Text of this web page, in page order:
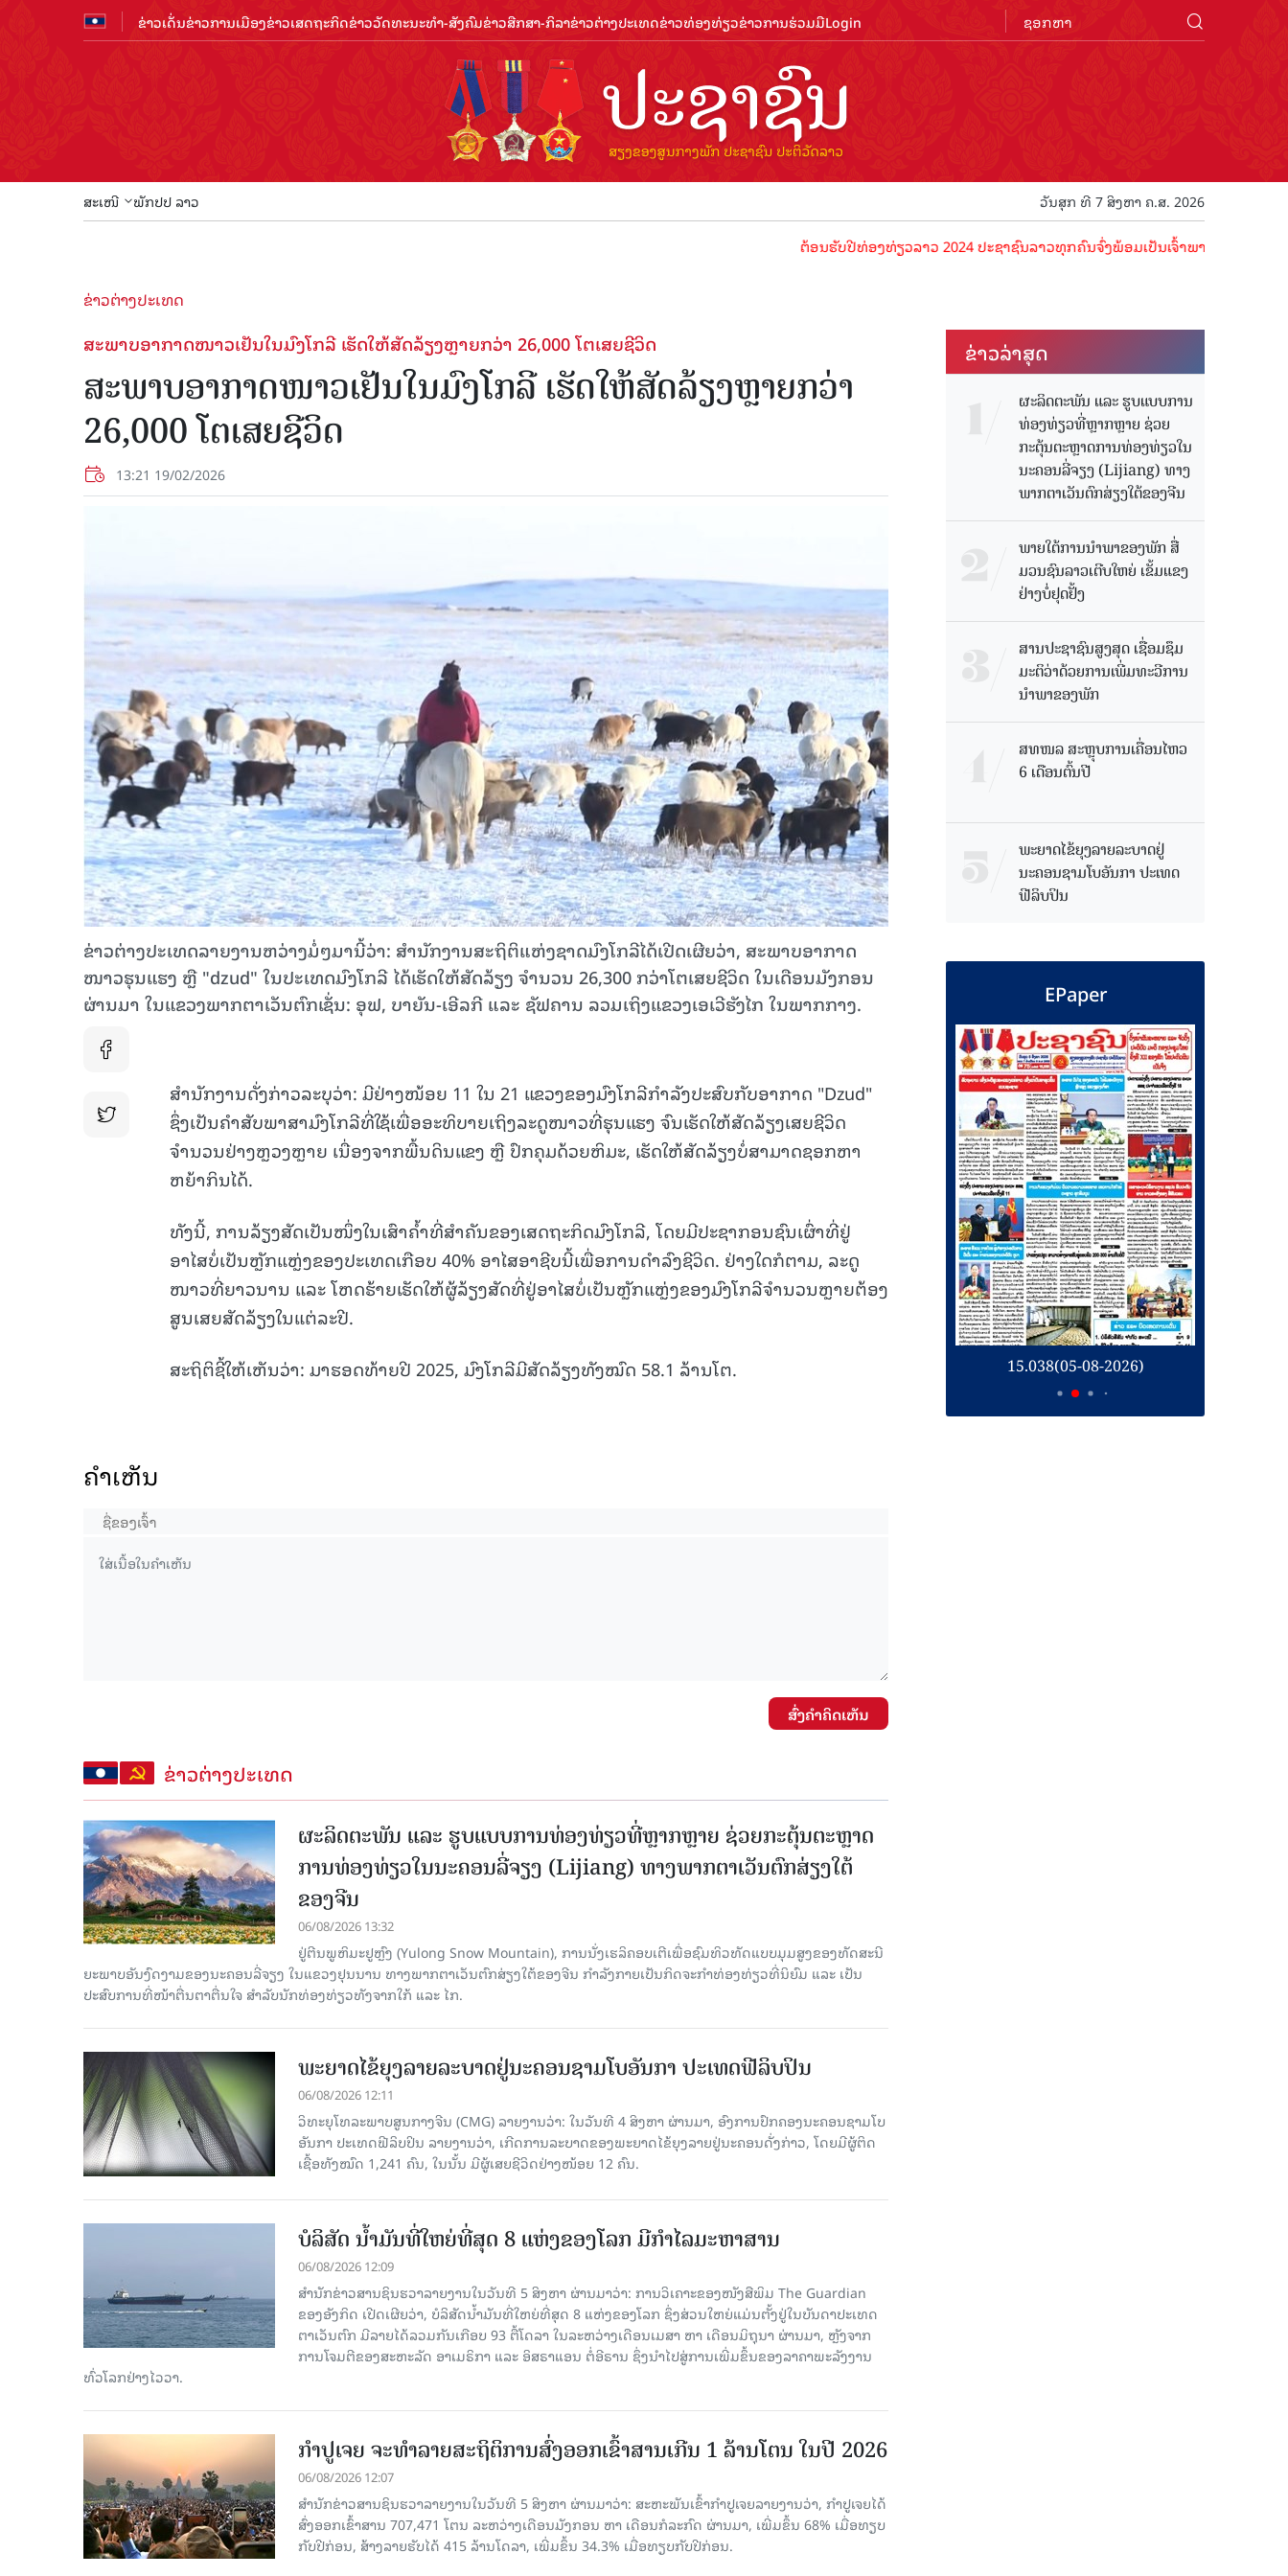
ຂ່າວເດັ່ນຂ່າວການເມືອງຂ່າວເສດຖະກິດຂ່າວວັດທະນະທຳ-ສັງຄົມຂ່າວສືກສາ-ກິລາຂ່າວຕ່າງປະເທດຂ່າວທ່ອງທ່ຽວຂ່າວການຮ່ວມມືLogin
ສະເໜີ ພັກປປ ລາວ ວັນສຸກ ທີ 7 ສິງຫາ ຄ.ສ. 2026
ຕ້ອນຮັບປີທ່ອງທ່ຽວລາວ 2024 ປະຊາຊົນລາວທຸກຄົນຈົ່ງພ້ອມເປັນເຈົ້າພາບທີ່ດີ ຕ້ອນຮັບນັກທ່ອ
ຂ່າວຕ່າງປະເທດ
ສະພາບອາກາດໜາວເຢັນໃນມົງໂກລີ ເຮັດໃຫ້ສັດລ້ຽງຫຼາຍກວ່າ 26,000 ໂຕເສຍຊີວິດ
ສະພາບອາກາດໜາວເຢັນໃນມົງໂກລີ ເຮັດໃຫ້ສັດລ້ຽງຫຼາຍກວ່າ
26,000 ໂຕເສຍຊີວິດ
13:21 19/02/2026
ຂ່າວຕ່າງປະເທດລາຍງານຫວ່າງມໍ່ໆມານີ້ວ່າ: ສຳນັກງານສະຖິຕິແຫ່ງຊາດມົງໂກລີໄດ້ເປີດເຜີຍວ່າ, ສະພາບອາກາດ
ໜາວຮຸນແຮງ ຫຼື "dzud" ໃນປະເທດມົງໂກລີ ໄດ້ເຮັດໃຫ້ສັດລ້ຽງ ຈຳນວນ 26,300 ກວ່າໂຕເສຍຊີວິດ ໃນເດືອນມັງກອນ
ຜ່ານມາ ໃນແຂວງພາກຕາເວັນຕົກເຊັ່ນ: ອຸຟ, ບາຍັນ-ເອີລກີ ແລະ ຊັຟຄານ ລວມເຖິງແຂວງເອເວີຮັງໄກ ໃນພາກກາງ.
ສຳນັກງານດັ່ງກ່າວລະບຸວ່າ: ມີຢ່າງໜ້ອຍ 11 ໃນ 21 ແຂວງຂອງມົງໂກລີກຳລັງປະສົບກັບອາກາດ "Dzud"
ຊຶ່ງເປັນຄຳສັບພາສາມົງໂກລີທີ່ໃຊ້ເພື່ອອະທິບາຍເຖິງລະດູໜາວທີ່ຮຸນແຮງ ຈົນເຮັດໃຫ້ສັດລ້ຽງເສຍຊີວິດ
ຈຳນວນຢ່າງຫຼວງຫຼາຍ ເນື່ອງຈາກພື້ນດິນແຂງ ຫຼື ປົກຄຸມດ້ວຍຫິມະ, ເຮັດໃຫ້ສັດລ້ຽງບໍ່ສາມາດຊອກຫາ
ຫຍ້າກິນໄດ້.
ທັງນີ້, ການລ້ຽງສັດເປັນໜຶ່ງໃນເສົາຄ້ຳທີ່ສຳຄັນຂອງເສດຖະກິດມົງໂກລີ, ໂດຍມີປະຊາກອນຊົນເຜົ່າທີ່ຢູ່
ອາໄສບໍ່ເປັນຫຼັກແຫຼ່ງຂອງປະເທດເກືອບ 40% ອາໄສອາຊີບນີ້ເພື່ອການດຳລົງຊີວິດ. ຢ່າງໃດກໍຕາມ, ລະດູ
ໜາວທີ່ຍາວນານ ແລະ ໂຫດຮ້າຍເຮັດໃຫ້ຜູ້ລ້ຽງສັດທີ່ຢູ່ອາໄສບໍ່ເປັນຫຼັກແຫຼ່ງຂອງມົງໂກລີຈຳນວນຫຼາຍຕ້ອງ
ສູນເສຍສັດລ້ຽງໃນແຕ່ລະປີ.
ສະຖິຕິຊີ້ໃຫ້ເຫັນວ່າ: ມາຮອດທ້າຍປີ 2025, ມົງໂກລີມີສັດລ້ຽງທັງໝົດ 58.1 ລ້ານໂຕ.
ຄໍາເຫັນ
ສົ່ງຄໍາຄິດເຫັນ
ຂ່າວຕ່າງປະເທດ
ຜະລິດຕະພັນ ແລະ ຮູບແບບການທ່ອງທ່ຽວທີ່ຫຼາກຫຼາຍ ຊ່ວຍກະຕຸ້ນຕະຫຼາດ
ການທ່ອງທ່ຽວໃນນະຄອນລີ່ຈຽງ (Lijiang) ທາງພາກຕາເວັນຕົກສ່ຽງໃຕ້
ຂອງຈີນ
06/08/2026 13:32
ຢູ່ຕີນພູຫິມະຢູຫຼົງ (Yulong Snow Mountain), ການນັ່ງເຮລິຄອບເຕີເພື່ອຊົມທິວທັດແບບມຸມສູງຂອງທັດສະນີ
ຍະພາບອັນງົດງາມຂອງນະຄອນລີ່ຈຽງ ໃນແຂວງຢຸນນານ ທາງພາກຕາເວັນຕົກສ່ຽງໃຕ້ຂອງຈີນ ກຳລັງກາຍເປັນກິດຈະກຳທ່ອງທ່ຽວທີ່ນິຍົມ ແລະ ເປັນ
ປະສົບການທີ່ໜ້າຕື່ນຕາຕື່ນໃຈ ສຳລັບນັກທ່ອງທ່ຽວທັງຈາກໃກ້ ແລະ ໄກ.
ພະຍາດໄຂ້ຍຸງລາຍລະບາດຢູ່ນະຄອນຊາມໂບ​ອັນກາ ປະເທດຟີລິບປິນ
06/08/2026 12:11
ວິທະຍຸໂທລະພາບສູນກາງຈີນ (CMG) ລາຍງານວ່າ: ໃນວັນທີ 4 ສິງ​ຫາ ຜ່ານມາ, ອົງການ​ປົກ​ຄອງນະຄອນຊາມໂບ​
ອັນກາ ປະເທດຟີລິບປິນ ລາຍ​ງານວ່າ, ເກີດ​ການລະບາດ​ຂອງພະຍາດໄຂ້ຍຸງລາຍຢູ່ນະຄອນດັ່ງກ່າວ, ໂດຍມີຜູ້ຕິດ
ເຊື້ອ​ທັງ​ໝົດ 1,241 ຄົນ, ໃນນັ້ນ ມີຜູ້ເສຍຊີວິດຢ່າງໜ້ອຍ 12 ຄົນ.
ບໍລິສັດ ນ້ຳມັນທີ່ໃຫຍ່ທີ່ສຸດ 8 ແຫ່ງຂອງໂລກ ມີກຳໄລມະຫາສານ
06/08/2026 12:09
ສຳນັກຂ່າວສານຊິນຮວາລາຍງານໃນວັນທີ 5 ສິງຫາ ຜ່ານມາວ່າ: ການວິເຄາະຂອງໜັງສືພິມ The Guardian
ຂອງອັງກິດ ເປີດເຜີຍວ່າ, ບໍລິສັດນ້ຳມັນທີ່ໃຫຍ່ທີ່ສຸດ 8 ແຫ່ງຂອງໂລກ ຊຶ່ງສ່ວນໃຫຍ່ແມ່ນຕັ້ງຢູ່ໃນບັນດາປະເທດ
ຕາເວັນຕົກ ມີລາຍໄດ້ລວມກັນເກືອບ 93 ຕື້ໂດລາ ໃນລະຫວ່າງເດືອນເມສາ ຫາ ເດືອນມິຖຸນາ ຜ່ານມາ, ຫຼັງຈາກ
ການໂຈມຕີຂອງສະຫະລັດ ອາເມຣິກາ ແລະ ອິສຣາແອນ ຕໍ່ອີຣານ ຊຶ່ງນຳໄປສູ່ການເພີ່ມຂຶ້ນຂອງລາຄາພະລັງງານ
ທົ່ວໂລກຢ່າງໄວວາ.
ກຳປູເຈຍ ຈະທຳລາຍສະຖິຕິການສົ່ງອອກເຂົ້າສານເກີນ 1 ລ້ານໂຕນ ໃນປີ 2026
06/08/2026 12:07
ສຳນັກຂ່າວສານຊິນຮວາລາຍງານໃນວັນທີ 5 ສິງຫາ ຜ່ານມາວ່າ: ສະຫະພັນເຂົ້າກຳປູເຈຍລາຍງານວ່າ, ກໍາປູເຈຍໄດ້
ສົ່ງອອກເຂົ້າສານ 707,471 ໂຕນ ລະຫວ່າງເດືອນມັງກອນ ຫາ ເດືອນກໍລະກົດ ຜ່ານມາ, ເພີ່ມຂຶ້ນ 68% ເມື່ອທຽບ
ກັບປີກ່ອນ, ສ້າງລາຍຮັບໄດ້ 415 ລ້ານໂດລາ, ເພີ່ມຂຶ້ນ 34.3% ເມື່ອທຽບກັບປີກ່ອນ.
ຂ່າວ​ລ່າ​ສຸດ
ຜະລິດຕະພັນ ແລະ ຮູບແບບການ
ທ່ອງທ່ຽວທີ່ຫຼາກຫຼາຍ ຊ່ວຍ
ກະຕຸ້ນຕະຫຼາດການທ່ອງທ່ຽວໃນ
ນະຄອນລີ່ຈຽງ (Lijiang) ທາງ
ພາກຕາເວັນຕົກສ່ຽງໃຕ້ຂອງຈີນ
ພາຍໃຕ້ການນໍາພາຂອງພັກ ສື່
ມວນຊົນລາວເຕີບໃຫຍ່ ເຂັ້ມແຂງ
ຢ່າງບໍ່ຢຸດຢັ້ງ
ສານປະຊາຊົນສູງສຸດ ເຊື່ອມຊຶມ
ມະຕິວ່າດ້ວຍການເພີ່ມທະວີການ
ນຳພາຂອງພັກ
ສທໜລ ສະຫຼຸບການເຄື່ອນໄຫວ
6 ເດືອນຕົ້ນປີ
ພະຍາດໄຂ້ຍຸງລາຍລະບາດຢູ່
ນະຄອນຊາມໂບ​ອັນກາ ປະເທດ
ຟີລິບປິນ
EPaper
15.038(05-08-2026)